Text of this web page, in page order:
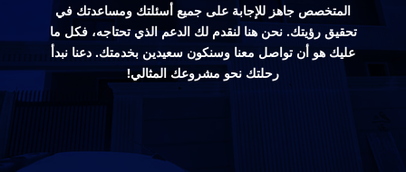
المتخصص جاهز للإجابة على جميع أسئلتك ومساعدتك في
تحقيق رؤيتك. نحن هنا لنقدم لك الدعم الذي تحتاجه، فكل ما
عليك هو أن تواصل معنا وسنكون سعيدين بخدمتك. دعنا نبدأ
رحلتك نحو مشروعك المثالي!